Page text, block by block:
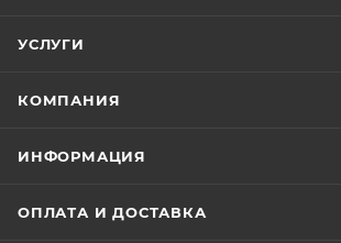
УСЛУГИ
КОМПАНИЯ
ИНФОРМАЦИЯ
ОПЛАТА И ДОСТАВКА